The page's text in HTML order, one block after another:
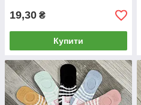
19,30 ₴
Купити